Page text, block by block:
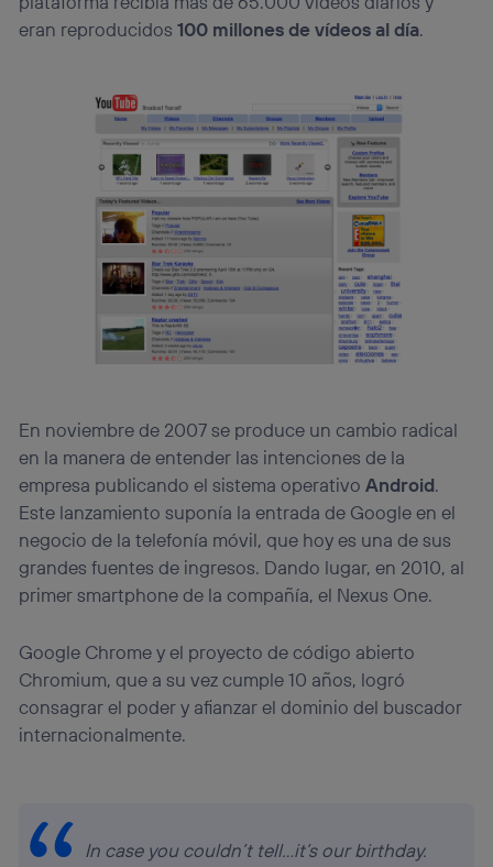
eran reproducidos100 millones de vídeos al día.
En noviembre de 2007 se produce un cambio radical
en la manera de entender las intenciones de la
empresa publicando el sistema operativoAndroid.
Este lanzamiento suponía la entrada de Google en el
negocio de la telefonía móvil, que hoy es una de sus
grandes fuentes de ingresos. Dando lugar, en 2010, al
primer smartphone de la compañía, el Nexus One.
Google Chrome y el proyecto de código abierto
Chromium, que a su vez cumple 10 años, logró
consagrar el poder y afianzar el dominio del buscador
internacionalmente.
In case you couldn’t tell…it’s our birthday.